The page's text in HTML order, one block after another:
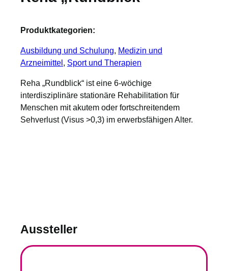
Produktkategorien:
Ausbildung und Schulung, Medizin und
Arzneimittel, Sport und Therapien
Reha „Rundblick“ ist eine 6-wöchige
interdisziplinäre stationäre Rehabilitation für
Menschen mit akutem oder fortschreitendem
Sehverlust (Visus >0,3) im erwerbsfähigen Alter.
Aussteller